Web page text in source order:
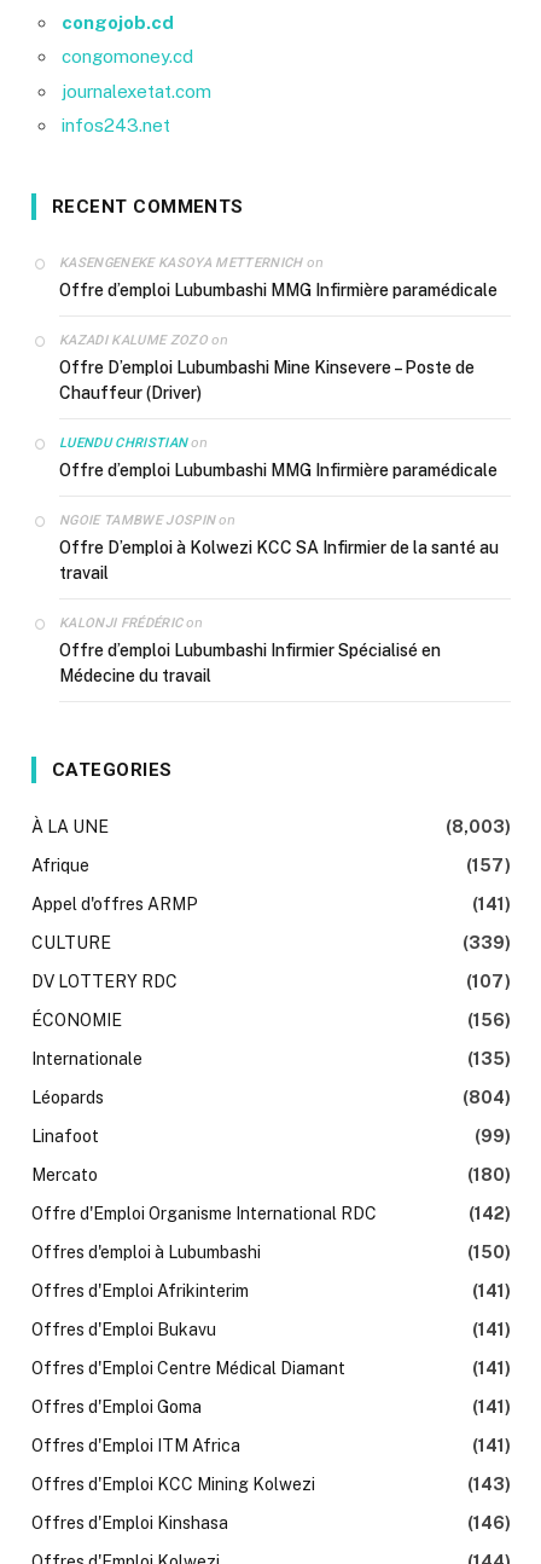
congojob.cd
congomoney.cd
journalexetat.com
infos243.net
RECENT COMMENTS
KASENGENEKE KASOYA METTERNICHon
Offre d’emploi Lubumbashi MMG Infirmière paramédicale
KAZADI KALUME ZOZOon
Offre D’emploi Lubumbashi Mine Kinsevere – Poste de
Chauffeur (Driver)
LUENDU CHRISTIANon
Offre d’emploi Lubumbashi MMG Infirmière paramédicale
NGOIE TAMBWE JOSPINon
Offre D’emploi à Kolwezi KCC SA Infirmier de la santé au
travail
KALONJI FRÉDÉRICon
Offre d’emploi Lubumbashi Infirmier Spécialisé en
Médecine du travail
CATEGORIES
À LA UNE
(8,003)
Afrique
(157)
Appel d'offres ARMP
(141)
CULTURE
(339)
DV LOTTERY RDC
(107)
ÉCONOMIE
(156)
Internationale
(135)
Léopards
(804)
Linafoot
(99)
Mercato
(180)
Offre d'Emploi Organisme International RDC
(142)
Offres d'emploi à Lubumbashi
(150)
Offres d'Emploi Afrikinterim
(141)
Offres d'Emploi Bukavu
(141)
Offres d'Emploi Centre Médical Diamant
(141)
Offres d'Emploi Goma
(141)
Offres d'Emploi ITM Africa
(141)
Offres d'Emploi KCC Mining Kolwezi
(143)
Offres d'Emploi Kinshasa
(146)